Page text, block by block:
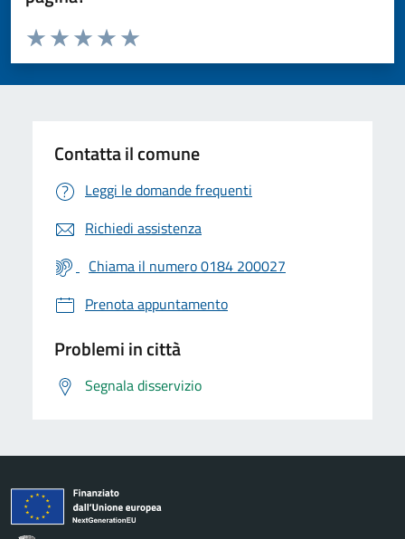
Valuta da 1 a 5 stelle la pagina
Valuta 5 stelle su 5
Valuta 4 stelle su 5
Valuta 3 stelle su 5
Valuta 2 stelle su 5
Valuta 1 stelle su 5
Contatta il comune
Leggi le domande frequenti
Richiedi assistenza
Chiama il numero 0184 200027
Prenota appuntamento
Problemi in città
Segnala disservizio